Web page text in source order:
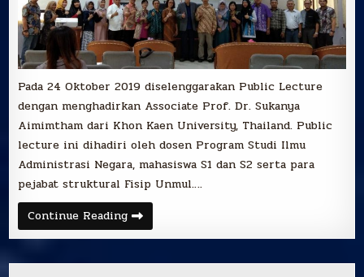
Pada 24 Oktober 2019 diselenggarakan Public Lecture
dengan menghadirkan Associate Prof. Dr. Sukanya
Aimimtham dari Khon Kaen University, Thailand. Public
lecture ini dihadiri oleh dosen Program Studi Ilmu
Administrasi Negara, mahasiswa S1 dan S2 serta para
pejabat struktural Fisip Unmul….
Continue ReadingPUBLIC
LECTURE:
Human
Development